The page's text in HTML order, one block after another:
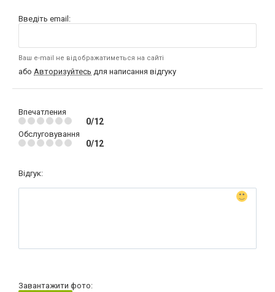
Введіть email:
Ваш e-mail не відображатиметься на сайті
або Авторизуйтесь для написання відгуку
Впечатления
0/12
Обслуговування
0/12
Відгук:
Завантажити фото: